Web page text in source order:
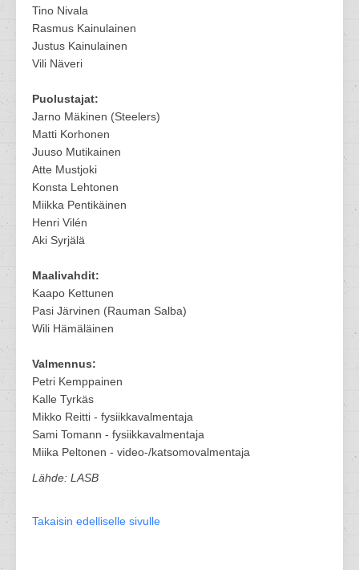
Tino Nivala
Rasmus Kainulainen
Justus Kainulainen
Vili Näveri
Puolustajat:
Jarno Mäkinen (Steelers)
Matti Korhonen
Juuso Mutikainen
Atte Mustjoki
Konsta Lehtonen
Miikka Pentikäinen
Henri Vilén
Aki Syrjälä
Maalivahdit:
Kaapo Kettunen
Pasi Järvinen (Rauman Salba)
Wili Hämäläinen
Valmennus:
Petri Kemppainen
Kalle Tyrkäs
Mikko Reitti - fysiikkavalmentaja
Sami Tomann - fysiikkavalmentaja
Miika Peltonen - video-/katsomovalmentaja
Lähde: LASB
Takaisin edelliselle sivulle